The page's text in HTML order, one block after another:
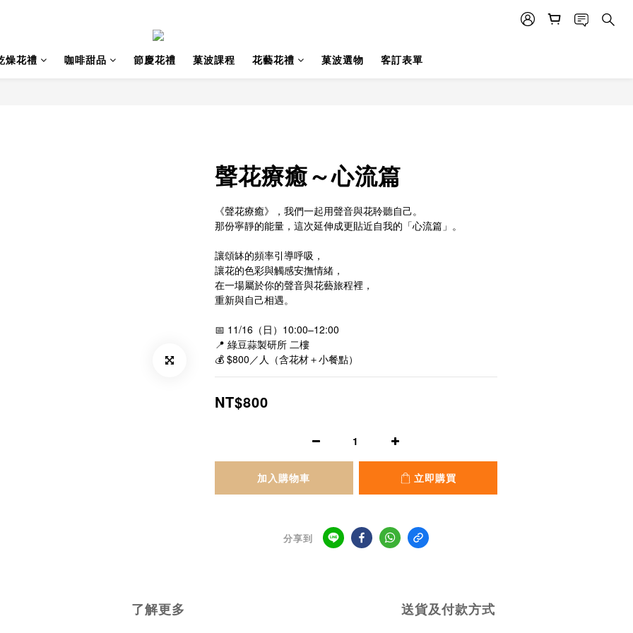
燥花禮 咖啡甜品 節慶花禮 菓波課程 花藝花禮 菓波選物 客訂表單
聲花療癒～心流篇
《聲花療癒》，我們一起用聲音與花聆聽自己。
那份寧靜的能量，這次延伸成更貼近自我的「心流篇」。
讓頌缽的頻率引導呼吸，
讓花的色彩與觸感安撫情緒，
在一場屬於你的聲音與花藝旅程裡，
重新與自己相遇。
📅 11/16（日）10:00–12:00
📍 綠豆蒜製研所 二樓
💰 $800／人（含花材＋小餐點）
NT$800
加入購物車 立即購買
分享到
了解更多 送貨及付款方式